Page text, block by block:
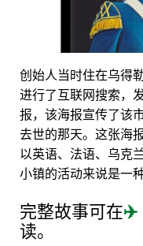
创始人当时住在乌得
进行了互联网搜索，
报，该海报宣传了该
去世的那天。这张海
以英语、法语、乌克
小镇的活动来说是一
完整故事可在✈️
读。